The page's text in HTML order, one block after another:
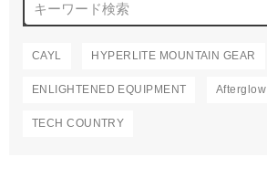
CAYL HYPERLITE MOUNTAIN GEAR
ENLIGHTENED EQUIPMENT Afterglow
TECH COUNTRY